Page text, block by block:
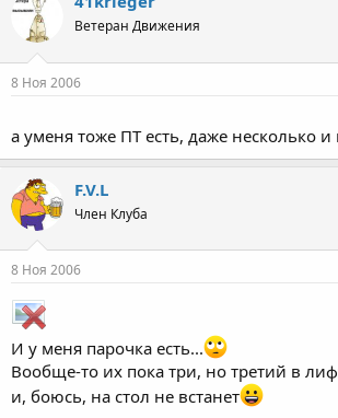
Ветеран Движения
8 Ноя 2006
а уменя тоже ПТ есть, даже несколько и
F.V.L
Член Клуба
8 Ноя 2006
И у меня парочка есть...
Вообще-то их пока три, но третий в
и, боюсь, на стол не встанет